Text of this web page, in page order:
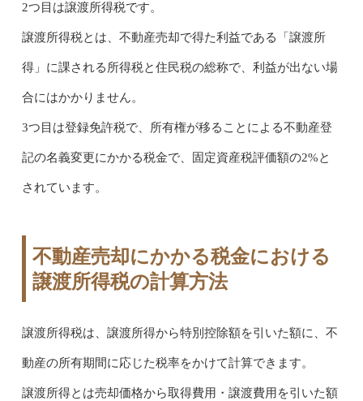
2つ目は譲渡所得税です。
譲渡所得税とは、不動産売却で得た利益である「譲渡所
得」に課される所得税と住民税の総称で、利益が出ない場
合にはかかりません。
3つ目は登録免許税で、所有権が移ることによる不動産登
記の名義変更にかかる税金で、固定資産税評価額の2%と
されています。
不動産売却にかかる税金における
譲渡所得税の計算方法
譲渡所得税は、譲渡所得から特別控除額を引いた額に、不
動産の所有期間に応じた税率をかけて計算できます。
譲渡所得とは売却価格から取得費用・譲渡費用を引いた額